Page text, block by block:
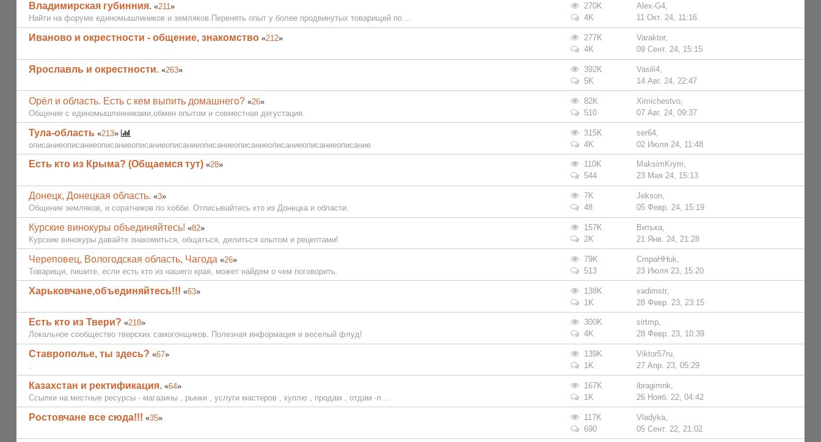
Владимирская губинния. «211»
Найти на форуме единомышлиников и земляков.Перенять опыт у более продвинутых товарищей по ...
270K
4K
Alex-G4,
11 Окт. 24, 11:16
Иваново и окрестности - общение, знакомство «212»
277K
4K
Varaktor,
09 Сент. 24, 15:15
Ярославль и окрестности. «263»
392K
5K
Vasili4,
14 Авг. 24, 22:47
Орёл и область. Есть с кем выпить домашнего? «26»
Общение с единомышленниками,обмен опытом и совместная дегустация.
82K
510
Ximichestvo
07 Авг. 24, 09:37
Тула-область «213»
описаниеописаниеописаниеописаниеописаниеописаниеописаниеописаниеописаниеописание.
315K
4K
ser64
02 Июля 24, 11:48
Есть кто из Крыма? (Общаемся тут) «28»
110K
544
MaksimKrym,
23 Мая 24, 15:13
Донецк, Донецкая область.«3»
Общение земляков, и соратников по хобби. Отписывайтесь кто из Донецка и области.
7K
48
Jekson,
05 Февр. 24, 15:19
Курские винокуры объединяйтесь! «82»
Курские винокуры давайте знакомиться, общаться, делиться опытом и рецептами!
157K
2K
Витька
21 Янв. 24, 21:28
Череповец, Вологодская область, Чагода «26»
Товарищи, пишите, если есть кто из нашего края, может найдем о чем поговорить.
79K
513
CmpaHHuk
23 Июля 23, 15:20
Харьковчане,объединяйтесь!!! «63»
138K
1K
vadimstr,
28 Февр. 23, 23:15
Есть кто из Твери? «218»
Локальное сообщество тверских самогонщиков. Полезная информация и веселый флуд!
300K
4K
sirtmp,
28 Февр. 23, 10:39
Ставрополье, ты здесь? «67»
.
139K
1K
Viktor57ru,
27 Апр. 23, 05:29
Казахстан и ректификация. «64»
Ссылки на местные ресурсы - магазины , рынки , услуги мастеров , куплю , продам , отдам -п ...
167K
1K
ibragimnk
26 Нояб. 22, 04:42
Ростовчане все сюда!!! «35»
117K
690
Vladyka
05 Сент. 22, 21:02